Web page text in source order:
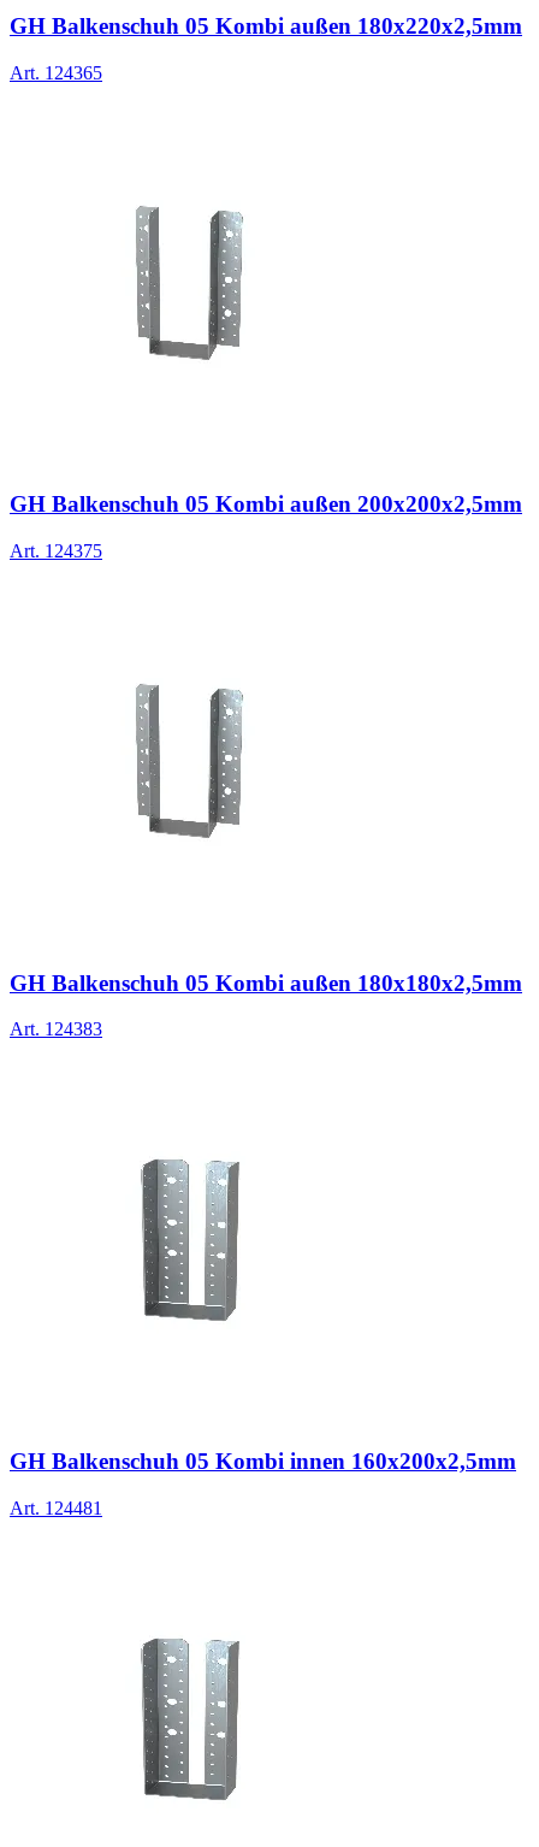
GH Balkenschuh 05 Kombi außen 180x220x2,5mm
Art. 124365
GH Balkenschuh 05 Kombi außen 200x200x2,5mm
Art. 124375
GH Balkenschuh 05 Kombi außen 180x180x2,5mm
Art. 124383
GH Balkenschuh 05 Kombi innen 160x200x2,5mm
Art. 124481